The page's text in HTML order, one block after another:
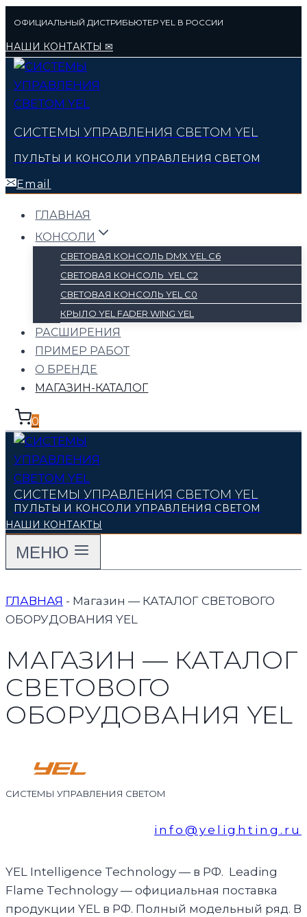
содержимому
ОФИЦИАЛЬНЫЙ ДИСТРИБЬЮТЕР YEL В РОССИИ
НАШИ КОНТАКТЫ ✉
СИСТЕМЫ УПРАВЛЕНИЯ СВЕТОМ YEL
ПУЛЬТЫ И КОНСОЛИ УПРАВЛЕНИЯ СВЕТОМ
Email
ГЛАВНАЯ
КОНСОЛИ
СВЕТОВАЯ КОНСОЛЬ DMX YEL C6
СВЕТОВАЯ КОНСОЛЬ YEL C2
СВЕТОВАЯ КОНСОЛЬ YEL C0
КРЫЛО YEL FADER WING YEL
РАСШИРЕНИЯ
ПРИМЕР РАБОТ
О БРЕНДЕ
МАГАЗИН-КАТАЛОГ
0
СИСТЕМЫ УПРАВЛЕНИЯ СВЕТОМ YEL
ПУЛЬТЫ И КОНСОЛИ УПРАВЛЕНИЯ СВЕТОМ
НАШИ КОНТАКТЫ
МЕНЮ
ГЛАВНАЯ - Магазин — КАТАЛОГ СВЕТОВОГО
ОБОРУДОВАНИЯ YEL
МАГАЗИН — КАТАЛОГ
СВЕТОВОГО
ОБОРУДОВАНИЯ YEL
СИСТЕМЫ УПРАВЛЕНИЯ СВЕТОМ
info@yelighting.ru
YEL Intelligence Technology — в РФ. Leading
Flame Technology — официальная поставка
продукции YEL в РФ. Полный модельный ряд. В